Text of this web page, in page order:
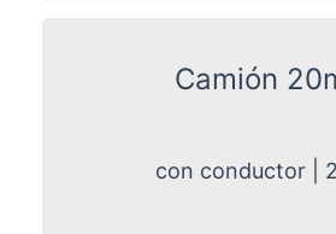
Camión
con conductor |